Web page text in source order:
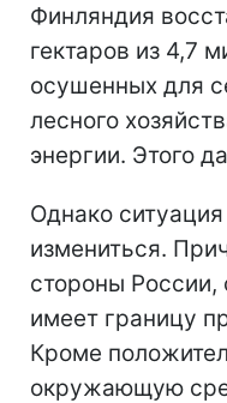
Финляндия
гектаров из 4,7
осушенных для
лесного
энергии. Этого
Однако
измениться.
стороны России,
имеет границу
Кроме
окружающую